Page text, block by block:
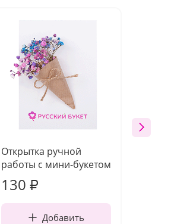
Открытка ручной
работы с мини-букетом
130 ₽
Добавить